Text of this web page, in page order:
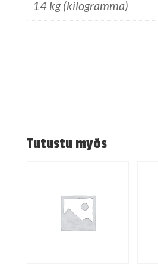
14 kg (kilogramma)
Tutustu myös